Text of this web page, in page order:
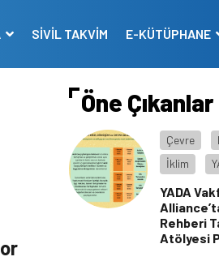
SİVİL TAKVİM E-KÜTÜPHANE
Öne Çıkanlar
Çevre
İklim
YADA
Rehberi
Atölyesi